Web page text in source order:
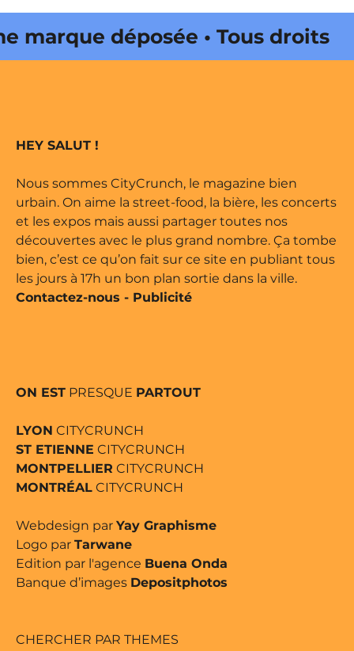
déposée • Tous droits
par Buena Onda Web •
HEY SALUT !
Nous sommes CityCrunch, le magazine bien
urbain. On aime la street-food, la bière, les concerts
et les expos mais aussi partager toutes nos
découvertes avec le plus grand nombre. Ça tombe
bien, c’est ce qu’on fait sur ce site en publiant tous
les jours à 17h un bon plan sortie dans la ville.
Contactez-nous - Publicité
ON EST PRESQUE PARTOUT
LYON CITYCRUNCH
ST ETIENNE CITYCRUNCH
MONTPELLIER CITYCRUNCH
MONTRÉAL CITYCRUNCH
Webdesign par Yay Graphisme
Logo par Tarwane
Edition par l'agence Buena Onda
Banque d’images Depositphotos
CHERCHER PAR THEMES